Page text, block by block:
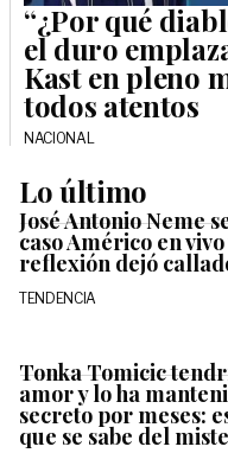
“¿Por qué
el duro
Kast en pleno
todos atentos
NACIONAL
Lo último
José Antonio Neme
caso Américo en vivo
reflexión dejó
TENDENCIA
Tonka Tomicic
amor y lo ha
secreto por meses:
que se sabe del